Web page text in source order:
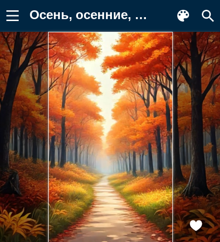
Осень, осенние, время года, сезоны Картинка для телефона